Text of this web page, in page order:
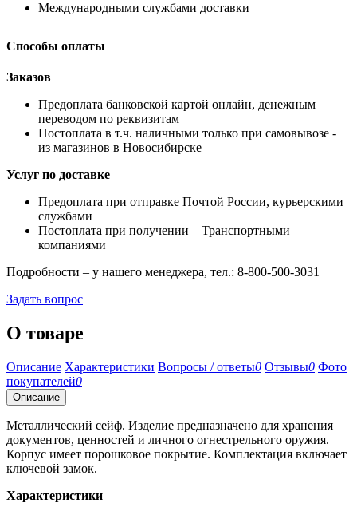
Международными службами доставки
Способы оплаты
Заказов
Предоплата банковской картой онлайн, денежным
переводом по реквизитам
Постоплата в т.ч. наличными только при самовывозе -
из магазинов в Новосибирске
Услуг по доставке
Предоплата при отправке Почтой России, курьерскими
службами
Постоплата при получении – Транспортными
компаниями
Подробности – у нашего менеджера, тел.: 8-800-500-3031
Задать вопрос
О товаре
Описание Характеристики Вопросы / ответы0 Отзывы0 Фото
покупателей0
Описание
Металлический сейф. Изделие предназначено для хранения
документов, ценностей и личного огнестрельного оружия.
Корпус имеет порошковое покрытие. Комплектация включает
ключевой замок.
Характеристики